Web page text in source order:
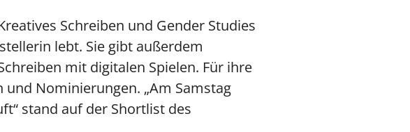
Schreiben und Gender Studies
lebt. Sie gibt außerdem
mit digitalen Spielen. Für ihre
Nominierungen. „Am Samstag
stand auf der Shortlist des